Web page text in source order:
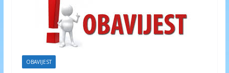
OBAVIJEST